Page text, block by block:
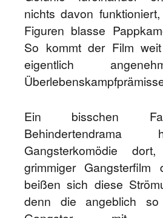
nichts davon
Figuren blasse
So kommt der Film
eigentlich
Ein bisschen
Gangsterkomödie
grimmiger
beißen sich diese
denn die angeblich so